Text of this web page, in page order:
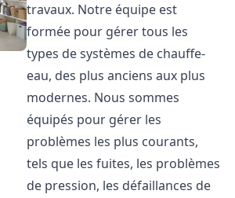
travaux. Notre équipe est
formée pour gérer tous les
types de systèmes de chauffe-
eau, des plus anciens aux plus
modernes. Nous sommes
équipés pour gérer les
problèmes les plus courants,
tels que les fuites, les problèmes
de pression, les défaillances de